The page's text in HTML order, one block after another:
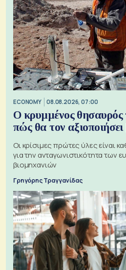
ECONOMY 08.08.2026, 07:00
Ο κρυμμένος
πώς θα τον
Οι κρίσιμες πρώτες ύλες είναι
για την ανταγωνιστικότητα των
βιομηχανιών
Γρηγόρης Τραγγανίδας